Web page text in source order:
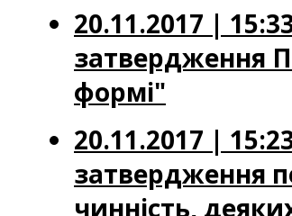
20.11.2017 |
затвердження
формі"
20.11.2017 |
затвердження
чинність,